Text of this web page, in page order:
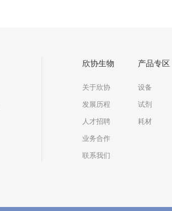
欣协生物
关于欣协
发展历程
人才招聘
业务合作
联系我们
产品专区
设备
试剂
耗材